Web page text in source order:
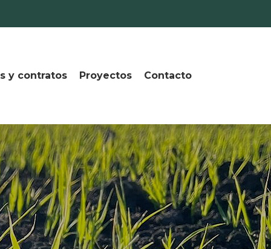
y contratos Proyectos Contacto